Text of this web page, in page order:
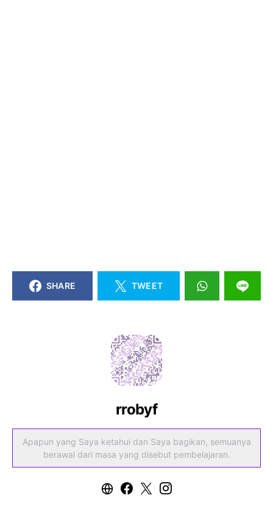
SHARE TWEET
rrobyf
Apapun yang Saya ketahui dan Saya bagikan, semuanya
berawal dari masa yang disebut pembelajaran.